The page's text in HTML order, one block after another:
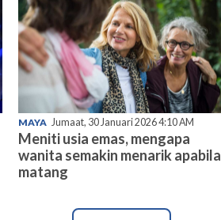
MAYA Jumaat, 30 Januari 2026 4:10 AM
Meniti usia emas, mengapa
wanita semakin menarik apabila
matang